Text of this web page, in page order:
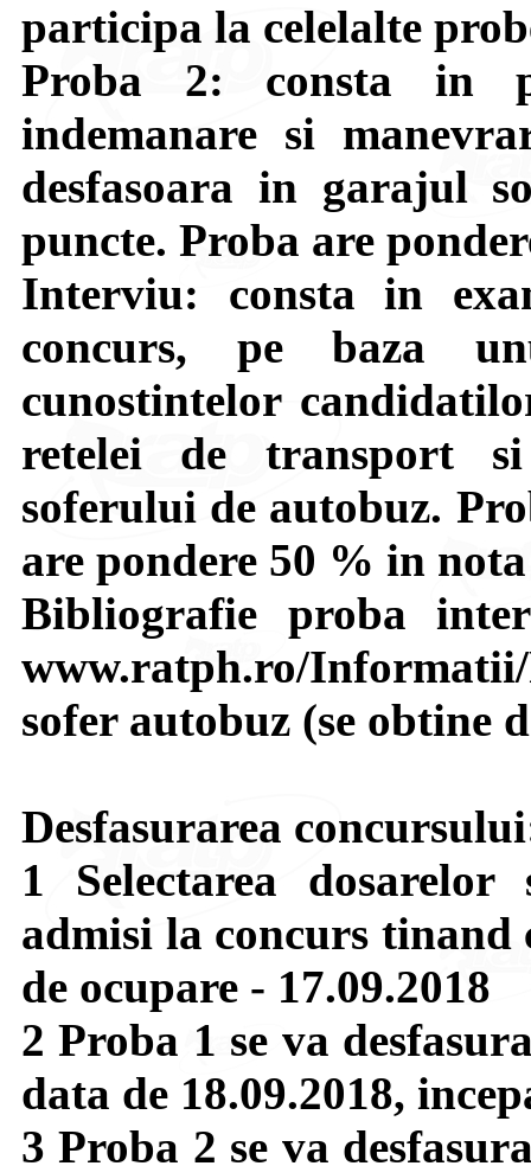
participa la celelalte
Proba 2: consta in
indemanare si
desfasoara in garajul
puncte. Proba are
Interviu: consta in
concurs, pe baza
cunostintelor
retelei de transport
soferului de autobuz.
are pondere 50 % in
Bibliografie proba
www.ratph.ro/
sofer autobuz (se obtine
Desfasurarea
1 Selectarea
admisi la concurs
de ocupare - 17.09.2018
2 Proba 1 se va
data de 18.09.2018,
3 Proba 2 se va